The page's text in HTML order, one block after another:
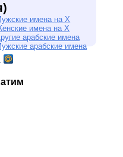
имена на Х
имена на Х
арабские имена
арабские имена